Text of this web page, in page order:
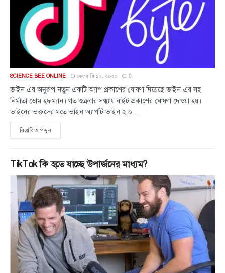
SCIENCE BEE ONLINE ফেব্রুয়ারি ১৮, ২০২০ 0
ভাইন এর অনুরূপ নতুন একটি অ্যাপ প্রকাশের ঘোষণা দিয়েছে ভাইন এর সহ
নির্মাতা ডোম হফম্যান। গত শুক্রবার সন্ধ্যায় বাইট প্রকাশের ঘোষণা দেওয়া হয়।
ভাইনের ভক্তদের মতে ভাইন অ্যাপটি ভাইন ২.০...
বিস্তারিত পড়ুন
TikTok কি হতে যাচ্ছে উপার্জনের মাধ্যম?